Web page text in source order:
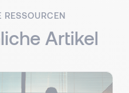
RESSOURCEN
Artikel